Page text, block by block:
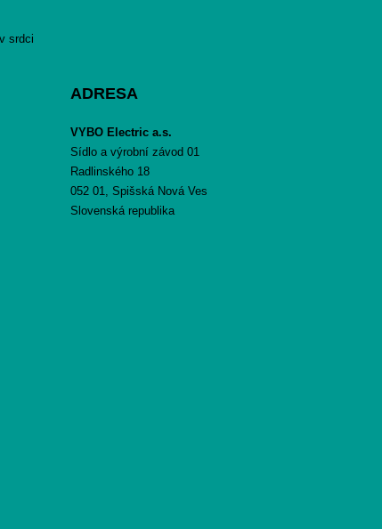
srdci
ADRESA
VYBO Electric a.s.
Sídlo a výrobní závod 01
Radlinského 18
052 01, Spišská Nová Ves
Slovenská republika